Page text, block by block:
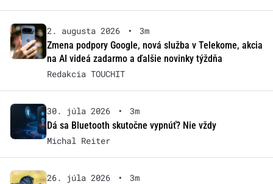
2. augusta 2026 •
3m
Zmena podpory Google, nová služba v Telekome, akcia
na AI videá zadarmo a ďalšie novinky týždňa
Redakcia TOUCHIT
30. júla 2026 •
3m
Dá sa Bluetooth skutočne vypnúť? Nie vždy
Michal Reiter
26. júla 2026 •
3m